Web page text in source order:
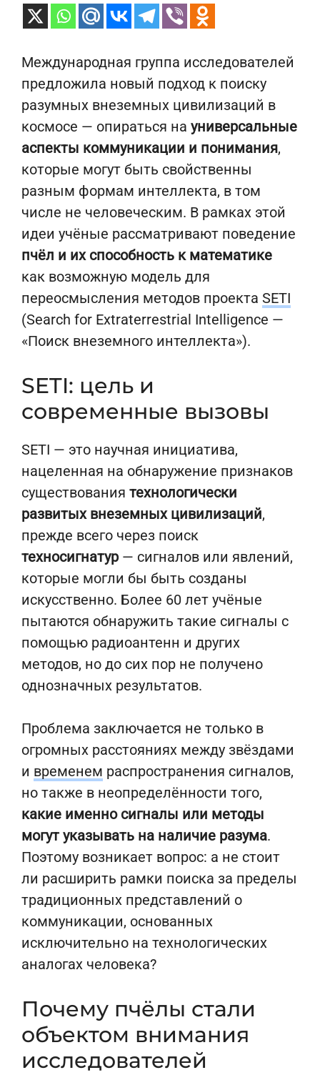
Международная группа исследователей
предложила новый подход к поиску
разумных внеземных цивилизаций в
космосе — опираться на универсальные
аспекты коммуникации и понимания,
которые могут быть свойственны
разным формам интеллекта, в том
числе не человеческим. В рамках этой
идеи учёные рассматривают поведение
пчёл и их способность к математике
как возможную модель для
переосмысления методов проекта SETI
(Search for Extraterrestrial Intelligence —
«Поиск внеземного интеллекта»).
SETI: цель и
современные вызовы
SETI — это научная инициатива,
нацеленная на обнаружение признаков
существования технологически
развитых внеземных цивилизаций,
прежде всего через поиск
техносигнатур — сигналов или явлений,
которые могли бы быть созданы
искусственно. Более 60 лет учёные
пытаются обнаружить такие сигналы с
помощью радиоантенн и других
методов, но до сих пор не получено
однозначных результатов.
Проблема заключается не только в
огромных расстояниях между звёздами
и временем распространения сигналов,
но также в неопределённости того,
какие именно сигналы или методы
могут указывать на наличие разума.
Поэтому возникает вопрос: а не стоит
ли расширить рамки поиска за пределы
традиционных представлений о
коммуникации, основанных
исключительно на технологических
аналогах человека?
Почему пчёлы стали
объектом внимания
исследователей